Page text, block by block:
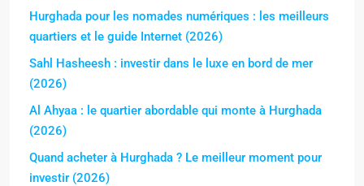
Hurghada pour les nomades numériques : les meilleurs
quartiers et le guide Internet (2026)
Sahl Hasheesh : investir dans le luxe en bord de mer
(2026)
Al Ahyaa : le quartier abordable qui monte à Hurghada
(2026)
Quand acheter à Hurghada ? Le meilleur moment pour
investir (2026)